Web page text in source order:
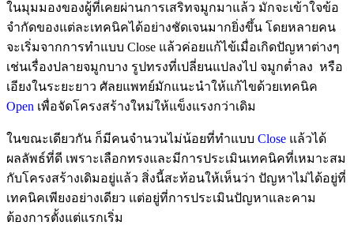
ในมุมมองของผู้ที่เคยผ่านการเสริทจมูกมาแล้ว มักจะเข้าใจข้อ
จำกัดของแต่ละเทคนิคได้อย่างชัดเจนมากยิ่งขึ้น โดยหลายคน
จะเริ่มจากการทำแบบ Close แล้วค่อยแก้ไข้เมื่อเกิดปัญหาต่างๆ
เช่นเรื่องปลายจมูกบาง รูปทรงที่เปลี่ยนแปลงไป จมูกต่ำลง หรือ
เอียงในระยะยาว ศัลยแพทย์มักแนะนำให้แก้ไขด้วยเทคนิค
Open เพื่อจัดโครงสร้างใหม่ให้แข็งแรงกว่าเดิม
ในขณะเดียวกัน ก็มีคนจำนวนไม่น้อยที่ทำแบบ Close แล้วได้
ผลลัพธ์ที่ดี เพราะเลือกทรงและมีการประเมินเทคนิคที่เหมาะสม
กับโครงสร้างเดิมอยู่แล้ว สิ่งนี้สะท้อนให้เห็นว่า ปัญหาไม่ได้อยู่ที่
เทคนิคเพียงอย่างเดียว แต่อยู่ที่การประเมินปัญหาและคาม
ต้องการตั้งแต่แรกเริ่ม